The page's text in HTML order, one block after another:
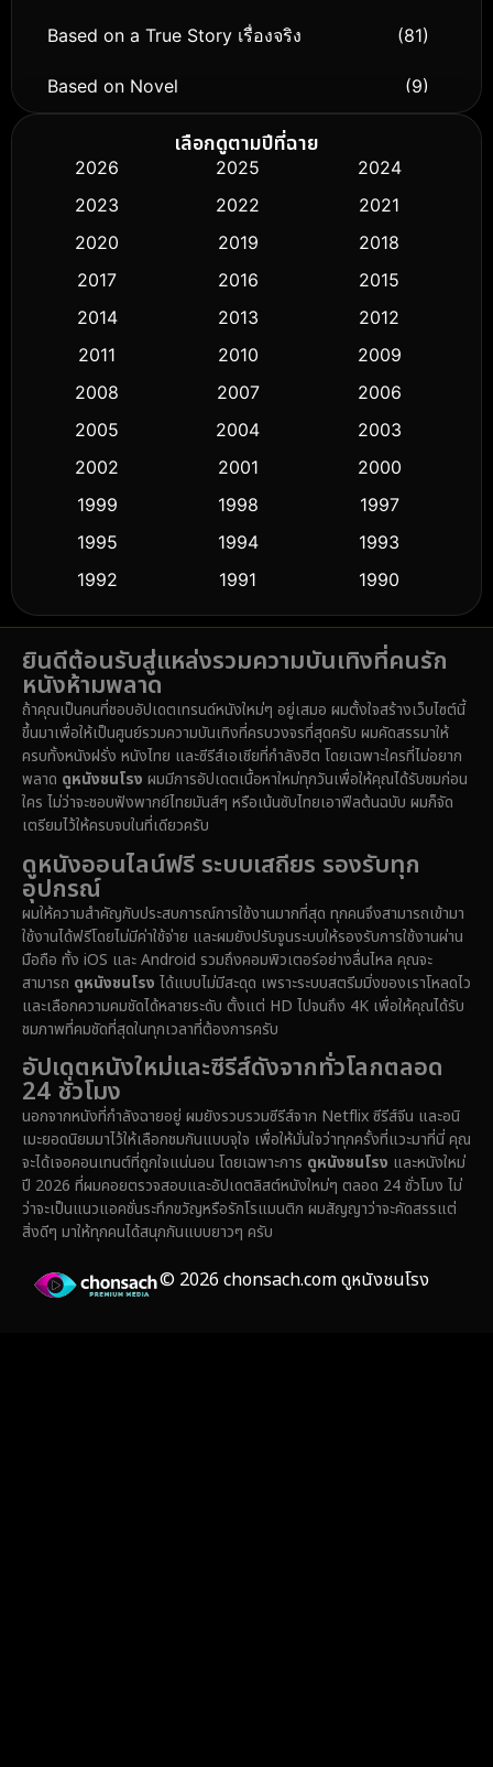
Based on a True Story เรื่องจริง (81)
Based on Novel (9)
Biography ชีวิตจริง
Classic หนังคลาสสิก (50)
Comedy ตลก (443)
Crime อาชญากรรม (518)
Cult Film
Dance เต้น (10)
Detective สืบสวน (59)
Detective สืบสวน
Disaster
Disney+ (5)
Documentary สารคดี (91)
Dystopian
Emotional (61)
Epic มหากาพย์ (222)
Family ครอบครัว
Fantasy จินตนาการ (329)
Fiction (14)
Gothic
เลือกดูตามปีที่ฉาย
2026 2025
2024
2023
2022
2021
2020
2019
2018
2017
2016
2015
2014
2013
2012
2011
2010
2009
2008
2007
2006
2005
2004
2003
2002
2001
2000
1999
1998
1997
1995
1994
1993
1992
1991
1990
1989
1988
1986
1985
1983
1982
1981
1971
1962 1953
ยินดีต้อนรับสู่แหล่งรวมความบันเทิงที่คนรัก
หนังห้ามพลาด
ถ้าคุณเป็นคนที่ชอบอัปเดตเทรนด์หนังใหม่ๆ อยู่เสมอ ผมตั้งใจสร้างเว็บไซต์นี้
ขึ้นมาเพื่อให้เป็นศูนย์รวมความบันเทิงที่ครบวงจรที่สุดครับ ผมคัดสรรมาให้
ครบทั้งหนังฝรั่ง หนังไทย และซีรีส์เอเชียที่กำลังฮิต โดยเฉพาะใครที่ไม่อยาก
พลาด ดูหนังชนโรง ผมมีการอัปเดตเนื้อหาใหม่ทุกวันเพื่อให้คุณได้รับชมก่อน
ใคร ไม่ว่าจะชอบฟังพากย์ไทยมันส์ๆ หรือเน้นซับไทยเอาฟีลต้นฉบับ ผมก็จัด
เตรียมไว้ให้ครบจบในที่เดียวครับ
ดูหนังออนไลน์ฟรี ระบบเสถียร รองรับทุก
อุปกรณ์
ผมให้ความสำคัญกับประสบการณ์การใช้งานมากที่สุด ทุกคนจึงสามารถเข้ามา
ใช้งานได้ฟรีโดยไม่มีค่าใช้จ่าย และผมยังปรับจูนระบบให้รองรับการใช้งานผ่าน
มือถือ ทั้ง iOS และ Android รวมถึงคอมพิวเตอร์อย่างลื่นไหล คุณจะ
สามารถ ดูหนังชนโรง ได้แบบไม่มีสะดุด เพราะระบบสตรีมมิ่งของเราโหลดไว
และเลือกความคมชัดได้หลายระดับ ตั้งแต่ HD ไปจนถึง 4K เพื่อให้คุณได้รับ
ชมภาพที่คมชัดที่สุดในทุกเวลาที่ต้องการครับ
อัปเดตหนังใหม่และซีรีส์ดังจากทั่วโลกตลอด
24 ชั่วโมง
นอกจากหนังที่กำลังฉายอยู่ ผมยังรวบรวมซีรีส์จาก Netflix ซีรีส์จีน และอนิ
เมะยอดนิยมมาไว้ให้เลือกชมกันแบบจุใจ เพื่อให้มั่นใจว่าทุกครั้งที่แวะมาที่นี่ คุณ
จะได้เจอคอนเทนต์ที่ถูกใจแน่นอน โดยเฉพาะการ ดูหนังชนโรง และหนังใหม่
ปี 2026 ที่ผมคอยตรวจสอบและอัปเดตลิสต์หนังใหม่ๆ ตลอด 24 ชั่วโมง ไม่
ว่าจะเป็นแนวแอคชั่นระทึกขวัญหรือรักโรแมนติก ผมสัญญาว่าจะคัดสรรแต่
สิ่งดีๆ มาให้ทุกคนได้สนุกกันแบบยาวๆ ครับ
© 2026 chonsach.com ดูหนังชนโรง